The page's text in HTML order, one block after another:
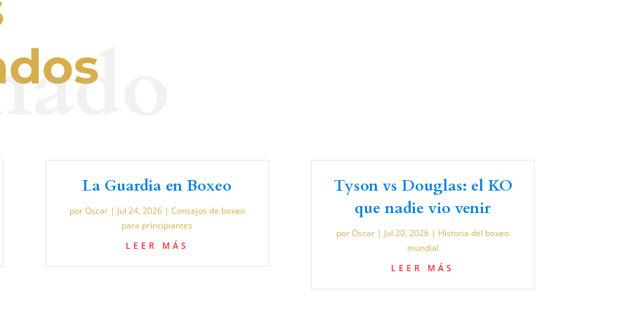
La Guardia en Boxeo
porOscar| Jul 24, 2026| Consejos de boxeo
para principiantes
LEER MÁS
Tyson vs Douglas: el KO
que nadie vio venir
porOscar | Jul 20, 2026 | Historia del boxeo
mundial
LEER MÁS